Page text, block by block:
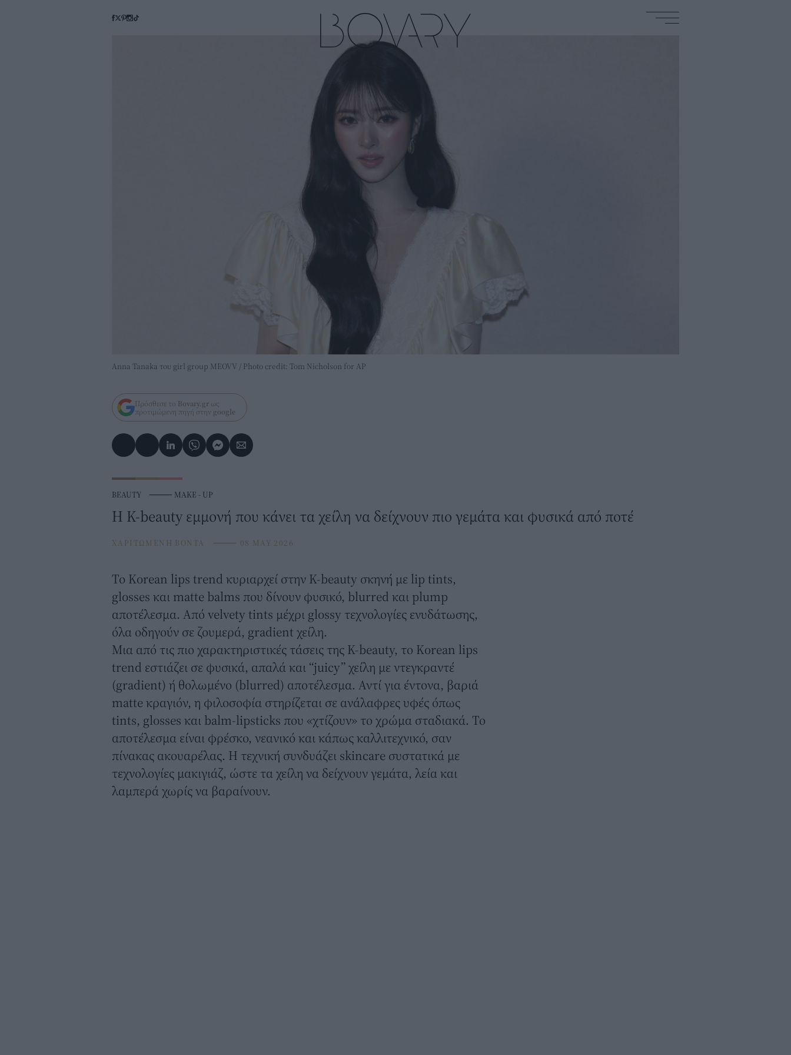
Anna Tanaka του girl group MEOVV / Photo credit: Tom Nicholson for AP
Πρόσθεσε το Bovary.gr ως
προτιμώμενη πηγή στην google
BEAUTY ⸻ MAKE - UP
Η K-beauty εμμονή που κάνει τα χείλη να δείχνουν πιο γεμάτα και φυσικά από ποτέ
ΧΑΡΙΤΩΜΕΝΗ ΒΟΝΤΑ ⸻ 08 MAY 2026
Το Korean lips trend κυριαρχεί στην K-beauty σκηνή με lip tints,
glosses και matte balms που δίνουν φυσικό, blurred και plump
αποτέλεσμα. Από velvety tints μέχρι glossy τεχνολογίες ενυδάτωσης,
όλα οδηγούν σε ζουμερά, gradient χείλη.
Μια από τις πιο χαρακτηριστικές τάσεις της K-beauty, το Korean lips
trend εστιάζει σε φυσικά, απαλά και “juicy” χείλη με ντεγκραντέ
(gradient) ή θολωμένο (blurred) αποτέλεσμα. Αντί για έντονα, βαριά
matte κραγιόν, η φιλοσοφία στηρίζεται σε ανάλαφρες υφές όπως
tints, glosses και balm-lipsticks που «χτίζουν» το χρώμα σταδιακά. Το
αποτέλεσμα είναι φρέσκο, νεανικό και κάπως καλλιτεχνικό, σαν
πίνακας ακουαρέλας. Η τεχνική συνδυάζει skincare συστατικά με
τεχνολογίες μακιγιάζ, ώστε τα χείλη να δείχνουν γεμάτα, λεία και
λαμπερά χωρίς να βαραίνουν.